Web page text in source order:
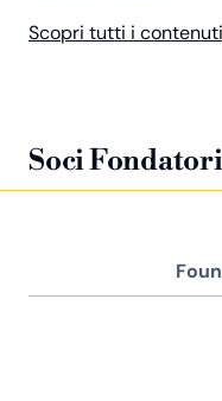
Scopri tutti i
Soci